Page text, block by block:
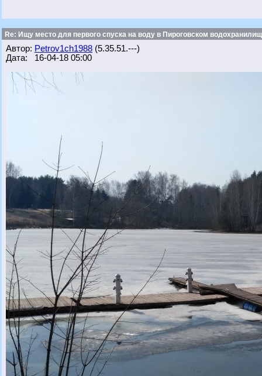
Re: Ищу место для первого спуска на воду в Пироговском
Автор: Petrov1ch1988 (5.35.51.---)
Дата: 16-04-18 05:00